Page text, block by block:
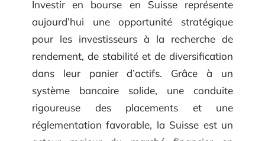
Investir en bourse en Suisse représente
aujourd’hui une opportunité stratégique
pour les investisseurs à la recherche de
rendement, de stabilité et de diversification
dans leur panier d’actifs. Grâce à un
système bancaire solide, une conduite
rigoureuse des placements et une
réglementation favorable, la Suisse est un